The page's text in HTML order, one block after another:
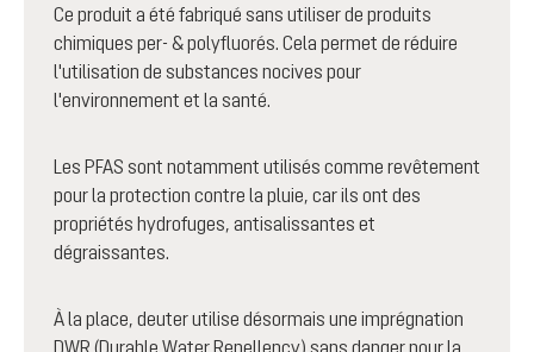
Ce produit a été fabriqué sans utiliser de produits
chimiques per- & polyfluorés. Cela permet de réduire
l'utilisation de substances nocives pour
l'environnement et la santé.
Les PFAS sont notamment utilisés comme revêtement
pour la protection contre la pluie, car ils ont des
propriétés hydrofuges, antisalissantes et
dégraissantes.
À la place, deuter utilise désormais une imprégnation